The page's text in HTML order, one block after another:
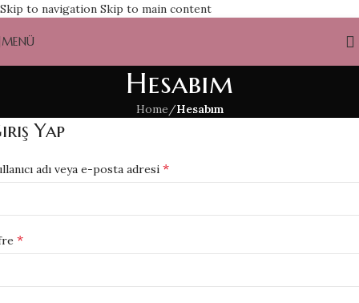
Skip to navigation Skip to main content
MENÜ
Hesabım
Home/Hesabım
Yap
adı veya e-posta adresi *
*